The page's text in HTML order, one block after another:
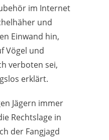
im Internet
und
Einwand hin,
Vögel und
verboten sei,
erklärt.
Jägern immer
Rechtslage in
der Fangjagd